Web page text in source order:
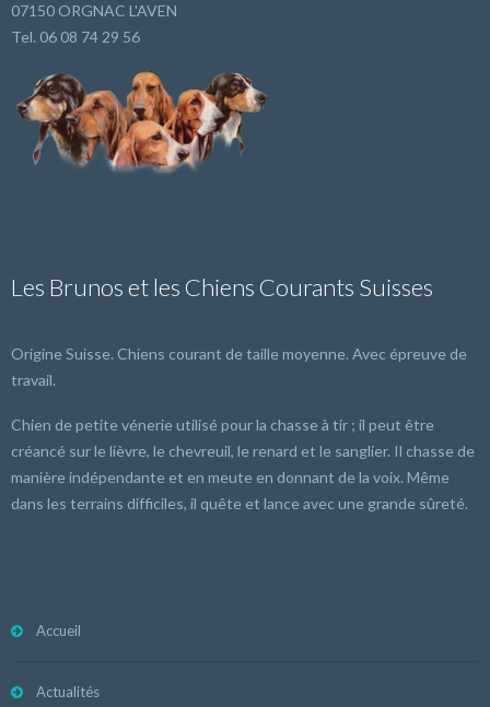
07150 ORGNAC L'AVEN
Tel. 06 08 74 29 56
Les Brunos et les Chiens Courants Suisses
Origine Suisse. Chiens courant de taille moyenne. Avec épreuve de
travail.
Chien de petite vénerie utilisé pour la chasse à tir ; il peut être
créancé sur le lièvre, le chevreuil, le renard et le sanglier. Il chasse de
manière indépendante et en meute en donnant de la voix. Même
dans les terrains difficiles, il quête et lance avec une grande sûreté.
Accueil
Actualités